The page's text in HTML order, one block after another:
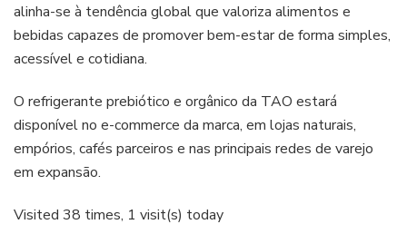
alinha-se à tendência global que valoriza alimentos e
bebidas capazes de promover bem-estar de forma simples,
acessível e cotidiana.
O refrigerante prebiótico e orgânico da TAO estará
disponível no e-commerce da marca, em lojas naturais,
empórios, cafés parceiros e nas principais redes de varejo
em expansão.
Visited 38 times, 1 visit(s) today